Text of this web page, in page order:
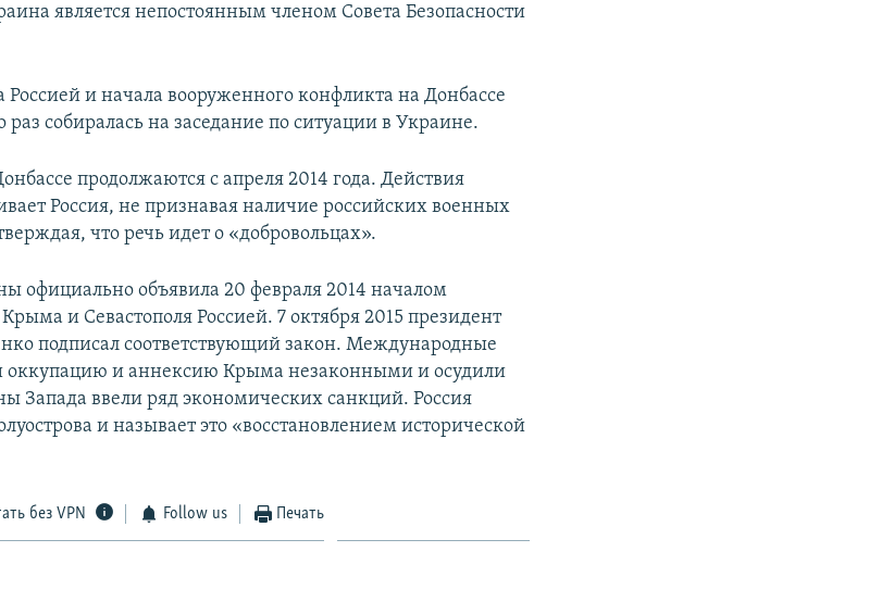
является непостоянным членом Совета Безопасности
и начала вооруженного конфликта на Донбассе
раз собиралась на заседание по ситуации в Украине.
продолжаются с апреля 2014 года. Действия
Россия, не признавая наличие российских военных
что речь идет о «добровольцах».
официально объявила 20 февраля 2014 началом
и Севастополя Россией. 7 октября 2015 президент
подписал соответствующий закон. Международные
оккупацию и аннексию Крыма незаконными и осудили
Запада ввели ряд экономических санкций. Россия
и называет это «восстановлением исторической
без VPN Follow us Печать